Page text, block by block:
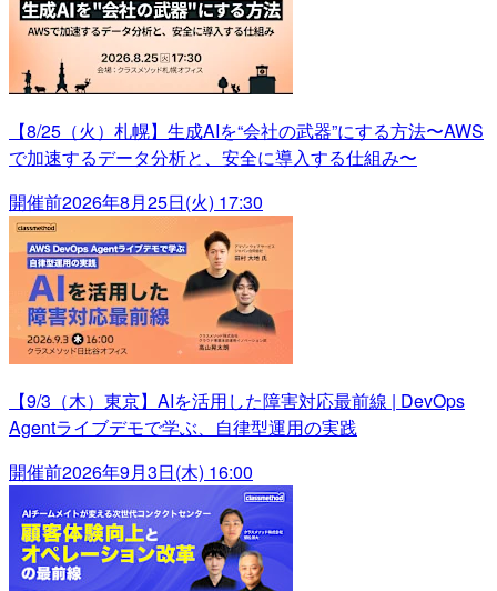
【8/25（火）札幌】生成AIを“会社の武器”にする方法〜AWS
で加速するデータ分析と、安全に導入する仕組み〜
開催前2026年8月25日(火) 17:30
【9/3（木）東京】AIを活用した障害対応最前線 | DevOps
Agentライブデモで学ぶ、自律型運用の実践
開催前2026年9月3日(木) 16:00